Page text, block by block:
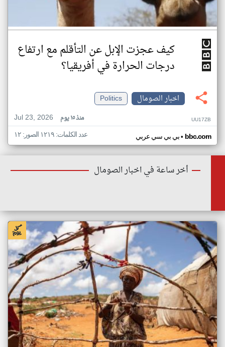
كيف عجزت الإبل عن التأقلم مع ارتفاع
درجات الحرارة في أفريقيا؟
اخبار الصومال
Politics
Jul 23, 2026
منذ ١٥ يوم UU17ZB
بي بي سي عربي• bbc.com عدد الكلمات: ١٢١٩ الصور: ١٢
أخر ساعة في اخبار الصومال